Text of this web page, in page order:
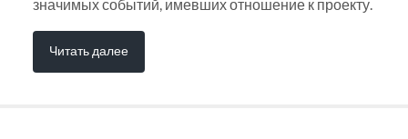
значимых событий, имевших отношение к проекту.
Читать далее